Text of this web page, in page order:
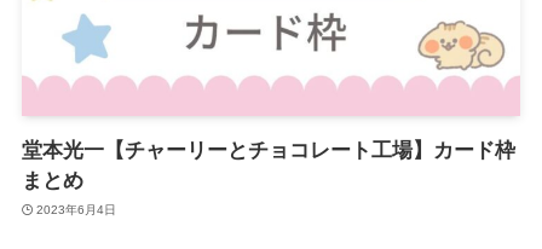
堂本光一【チャーリーとチョコレート工場】カード枠
まとめ
2023年6月4日